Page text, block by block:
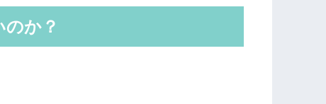
か？